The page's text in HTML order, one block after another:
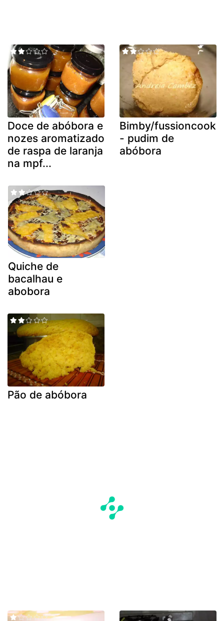
Doce de abóbora e
nozes aromatizado
de raspa de laranja
na mpf...
Bimby/fussioncook
- pudim de
abóbora
Quiche de
bacalhau e
abobora
Pão de abóbora